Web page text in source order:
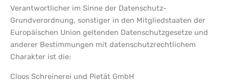
Verantwortlicher im Sinne der Datenschutz-
Grundverordnung, sonstiger in den Mitgliedstaaten der
Europäischen Union geltenden Datenschutzgesetze und
anderer Bestimmungen mit datenschutzrechtlichem
Charakter ist die:
Cloos Schreinerei und Pietät GmbH